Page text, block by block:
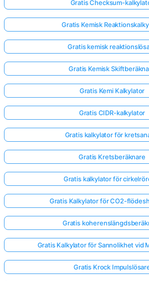
Gratis Checksum-
Gratis Kemisk
Gratis kemisk
Gratis Kemisk
Gratis Kemi Kalkylator
Gratis CIDR-kalkylator
Gratis kalkylator för
Gratis Kretsberäknare
Gratis kalkylator för
Gratis Kalkylator för CO2-
Gratis
Gratis Kalkylator för Sannolikhet vid
Gratis Krock